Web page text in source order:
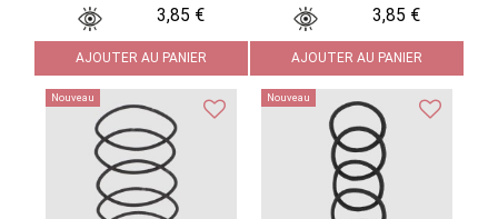
3,85 €
AJOUTER AU PANIER
3,85 €
AJOUTER AU PANIER
Nouveau Nouveau